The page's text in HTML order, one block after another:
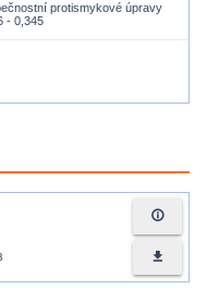
protismykové úpravy
na silnici č. II/226 Pšov, ve staničení v km 0,086 - 0,345
info_outline
file_download